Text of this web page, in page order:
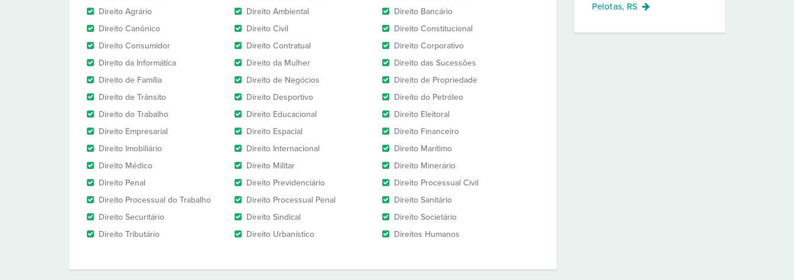
Direito Agrário
Direito Ambiental
Direito Bancário
Direito Canônico
Direito Civil
Direito Constitucional
Direito Consumidor
Direito Contratual
Direito Corporativo
Direito da Informática
Direito da Mulher
Direito das Sucessões
Direito de Família
Direito de Negócios
Direito de Propriedade
Direito de Trânsito
Direito Desportivo
Direito do Petróleo
Direito do Trabalho
Direito Educacional
Direito Eleitoral
Direito Empresarial
Direito Espacial
Direito Financeiro
Direito Imobiliário
Direito Internacional
Direito Marítimo
Direito Médico
Direito Militar
Direito Minerário
Direito Penal
Direito Previdenciário
Direito Processual Civil
Direito Processual do Trabalho
Direito Processual Penal
Direito Sanitário
Direito Securitário
Direito Sindical
Direito Societário
Direito Tributário
Direito Urbanístico Direitos Humanos
Pelotas, RS